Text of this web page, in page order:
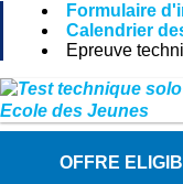
Formulaire
Calendrier
Epreuve
OFFRE